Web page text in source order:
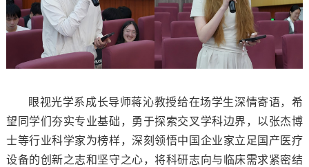
眼视光学系成长导师蒋沁教授给在场学生深情寄语，希
望同学们夯实专业基础，勇于探索交叉学科边界，以张杰博
士等行业科学家为榜样，深刻领悟中国企业家立足国产医疗
设备的创新之志和坚守之心，将科研志向与临床需求紧密结